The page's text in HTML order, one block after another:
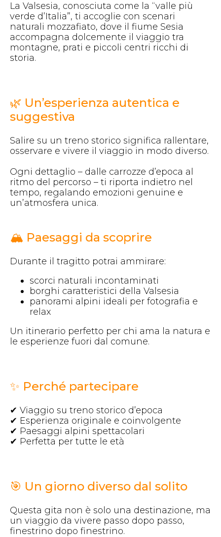
La Valsesia, conosciuta come la “valle più
verde d’Italia”, ti accoglie con scenari
naturali mozzafiato, dove il fiume Sesia
accompagna dolcemente il viaggio tra
montagne, prati e piccoli centri ricchi di
storia.
🌿 Un’esperienza autentica e
suggestiva
Salire su un treno storico significa rallentare,
osservare e vivere il viaggio in modo diverso.
Ogni dettaglio – dalle carrozze d’epoca al
ritmo del percorso – ti riporta indietro nel
tempo, regalando emozioni genuine e
un’atmosfera unica.
🏔️ Paesaggi da scoprire
Durante il tragitto potrai ammirare:
scorci naturali incontaminati
borghi caratteristici della Valsesia
panorami alpini ideali per fotografia e
relax
Un itinerario perfetto per chi ama la natura e
le esperienze fuori dal comune.
✨ Perché partecipare
✔ Viaggio su treno storico d’epoca
✔ Esperienza originale e coinvolgente
✔ Paesaggi alpini spettacolari
✔ Perfetta per tutte le età
🎯 Un giorno diverso dal solito
Questa gita non è solo una destinazione, ma
un viaggio da vivere passo dopo passo,
finestrino dopo finestrino.